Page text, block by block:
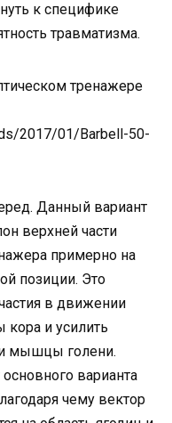
к специфике
травматизма.
тренажере
2017/01/Barbell-50-
Данный вариант
верхней части
примерно на
позиции. Это
в движении
кора и усилить
мышцы голени.
основного варианта
чему вектор